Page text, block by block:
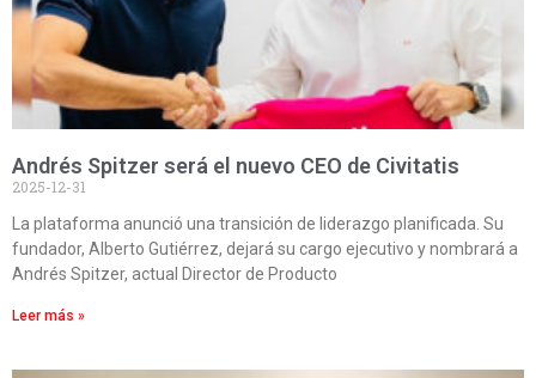
Andrés Spitzer será el nuevo CEO de Civitatis
2025-12-31
La plataforma anunció una transición de liderazgo planificada. Su
fundador, Alberto Gutiérrez, dejará su cargo ejecutivo y nombrará a
Andrés Spitzer, actual Director de Producto
Leer más »